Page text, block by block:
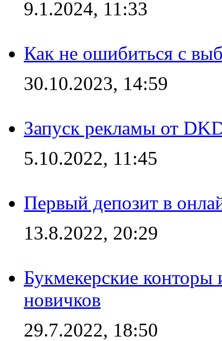
9.1.2024, 11:33
Как не ошибиться с
30.10.2023, 14:59
Запуск рекламы от
5.10.2022, 11:45
Первый депозит в
13.8.2022, 20:29
Букмекерские конторы
новичков
29.7.2022, 18:50